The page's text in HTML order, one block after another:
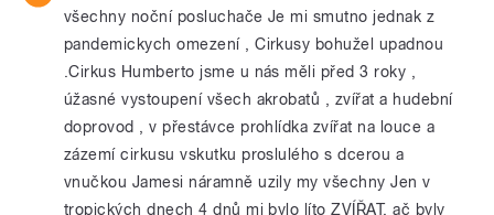
všechny noční posluchače Je mi smutno jednak z
pandemickych omezení , Cirkusy bohužel upadnou
.Cirkus Humberto jsme u nás měli před 3 roky ,
úžasné vystoupení všech akrobatů , zvířat a hudební
doprovod , v přestávce prohlídka zvířat na louce a
zázemí cirkusu vskutku proslulého s dcerou a
vnučkou Jamesi náramně uzily my všechny Jen v
tropických dnech 4 dnů mi bylo líto ZVÍŘAT, ač byly